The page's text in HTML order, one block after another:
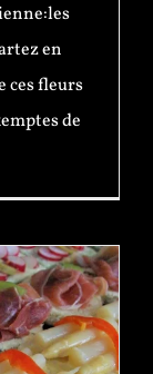
en
ces fleurs
de